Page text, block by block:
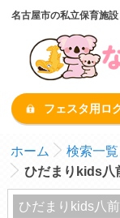
名古屋市の私立保育施
フェスタ用ロ
ホーム
検索一覧
ひだまりkids八
ひだまりkids八